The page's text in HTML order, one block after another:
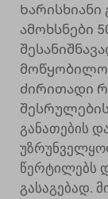
ამოხსნები
ძირითადი
შესრულების
განათების
წერტილებს
გასაგებად.